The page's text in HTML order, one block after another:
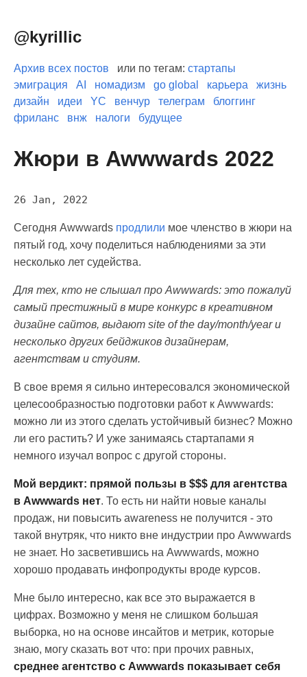
@kyrillic
Архив всех постов или по тегам: стартапы
эмиграция
AI номадизм go global карьера
жизнь
дизайн
идеи YC венчур телеграм
блоггинг
фриланс
внж налоги будущее
Жюри в Awwwards 2022
26 Jan, 2022
Сегодня Awwwards продлили мое членство в жюри на
пятый год, хочу поделиться наблюдениями за эти
несколько лет судейства.
Для тех, кто не слышал про Awwwards: это пожалуй
самый престижный в мире конкурс в креативном
дизайне сайтов, выдают site of the day/month/year и
несколько других бейджиков дизайнерам,
агентствам и студиям.
В свое время я сильно интересовался экономической
целесообразностью подготовки работ к Awwwards:
можно ли из этого сделать устойчивый бизнес? Можно
ли его растить? И уже занимаясь стартапами я
немного изучал вопрос с другой стороны.
Мой вердикт: прямой пользы в $$$ для агентства
в Awwwards нет. То есть ни найти новые каналы
продаж, ни повысить awareness не получится - это
такой внутряк, что никто вне индустрии про Awwwards
не знает. Но засветившись на Awwwards, можно
хорошо продавать инфопродукты вроде курсов.
Мне было интересно, как все это выражается в
цифрах. Возможно у меня не слишком большая
выборка, но на основе инсайтов и метрик, которые
знаю, могу сказать вот что: при прочих равных,
среднее агентство с Awwwards показывает себя